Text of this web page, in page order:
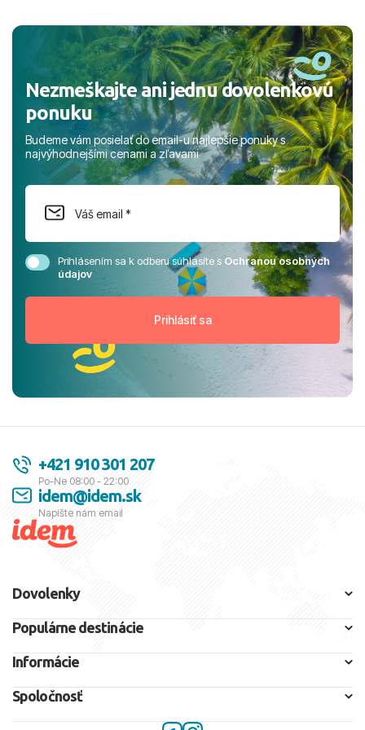
Nezmeškajte ani jednu dovolenkovú
ponuku
Budeme vám posielať do email-u najlepšie ponuky s
najvýhodnejšími cenami a zľavami
Prihlásením sa k odberu súhlasíte sOchranou osobných
údajov
+421 910 301 207
Po-Ne 08:00 - 22:00
idem@idem.sk
Napíšte nám email
Dovolenky
Populárne destinácie
Informácie
Spoločnosť